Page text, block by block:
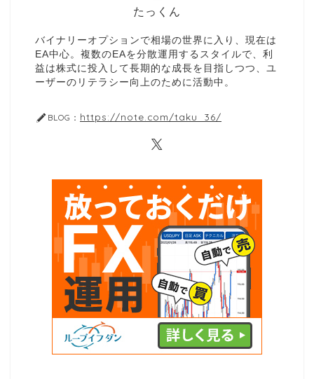
たっくん
バイナリーオプションで相場の世界に入り、現在は
EA中心。複数のEAを分散運用するスタイルで、利
益は株式に投入して長期的な成長を目指しつつ、ユ
ーザーのリテラシー向上のために活動中。
BLOG： https://note.com/taku_36/